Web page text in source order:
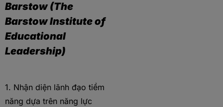
Barstow (The
Barstow Institute of
Educational
Leadership)
1. Nhận diện lãnh đạo tiềm
năng dựa trên năng lực